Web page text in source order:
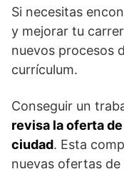
Si necesitas
y mejorar tu
nuevos procesos
currículum.
Conseguir un
revisa la oferta
ciudad. Esta
nuevas ofertas